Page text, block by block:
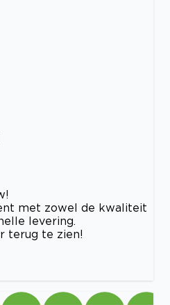
met zowel de kwaliteit
levering.
terug te zien!